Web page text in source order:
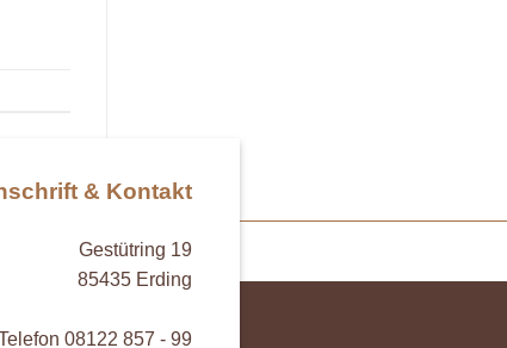
& Kontakt
Gestütring 19
85435 Erding
08122 857 - 99